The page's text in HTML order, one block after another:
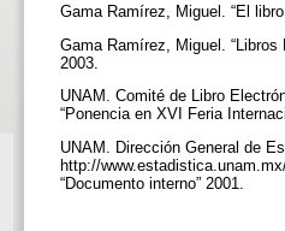
Gama Ramírez, Miguel. “El
Gama Ramírez, Miguel.
2003.
UNAM. Comité de Libro
“Ponencia en XVI Feria
UNAM. Dirección General de
http://
“Documento interno” 2001.